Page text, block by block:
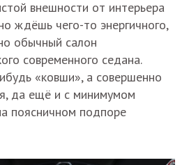
внешности от интерьера
ждёшь чего-то энергичного,
обычный салон
современного седана.
«ковши», а совершенно
да ещё и с минимумом
поясничном подпоре